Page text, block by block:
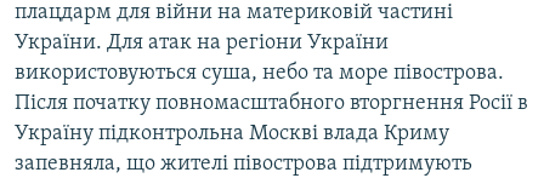
плацдарм для війни на материковій частині
України. Для атак на регіони України
використовуються суша, небо та море півострова.
Після початку повномасштабного вторгнення Росії в
Україну підконтрольна Москві влада Криму
запевняла, що жителі півострова підтримують